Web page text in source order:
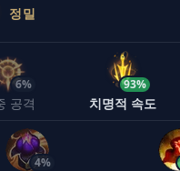
정밀
6%
공격
93%
치명적 속도
4%